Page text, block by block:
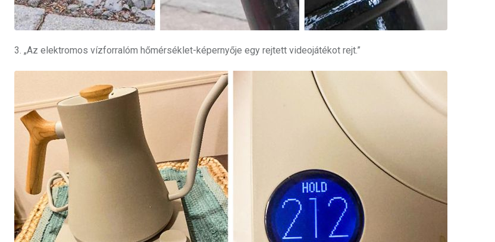
3. „Az elektromos vízforralóm hőmérséklet-képernyője egy rejtett videojátékot rejt.”